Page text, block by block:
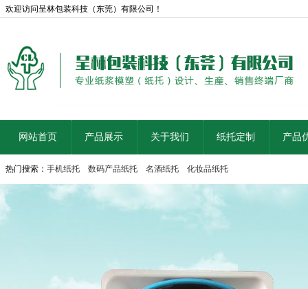
欢迎访问呈林包装科技（东莞）有限公司！
网站首页 产品展示 关于我们 纸托定制 产品
热门搜索： 手机纸托 数码产品纸托 名酒纸托 化妆品纸托